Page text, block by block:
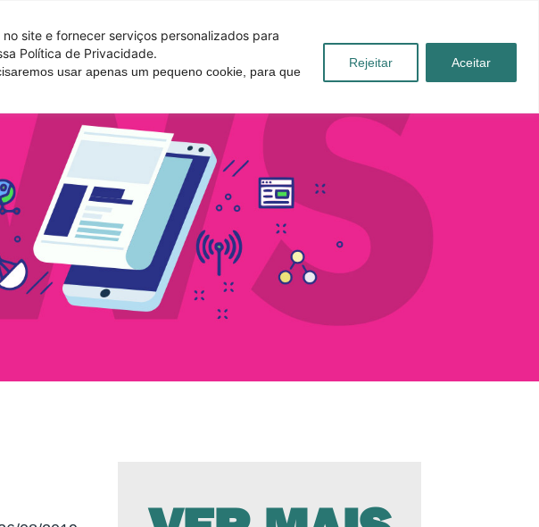
site e fornecer serviços personalizados para
Política de Privacidade.
usar apenas um pequeno cookie, para que
Rejeitar Aceitar
Tire suas dúvidas Blog Contato